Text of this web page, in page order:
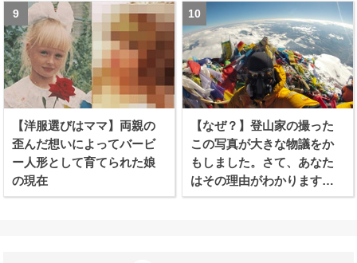
【洋服選びはママ】両親の
歪んだ想いによってバービ
ー人形として育てられた娘
の現在
【なぜ？】登山家の撮った
この写真が大きな物議をか
もしました。さて、あなた
はその理由がわかります
か？